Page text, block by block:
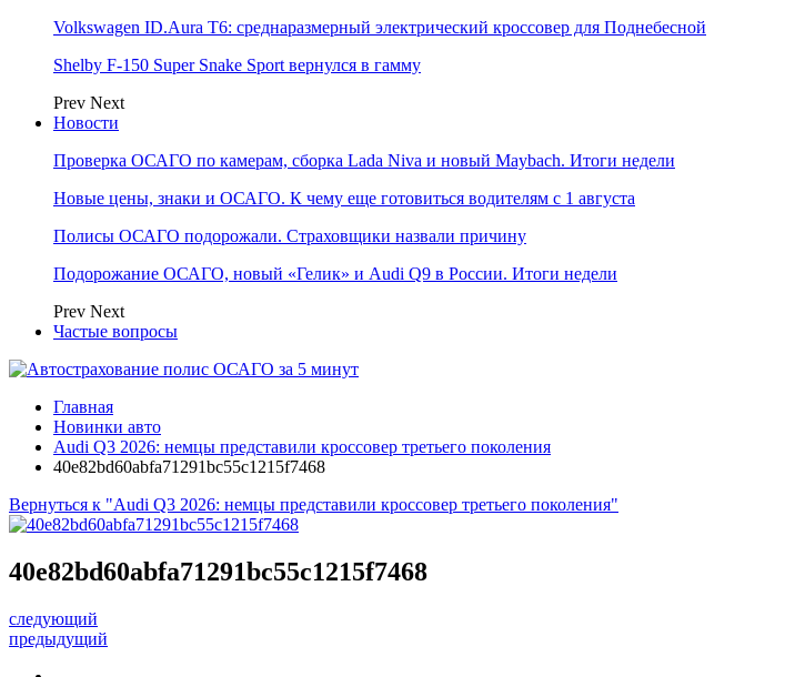
Volkswagen ID.Aura T6: среднаразмерный электрический кроссовер для Поднебесной
Shelby F-150 Super Snake Sport вернулся в гамму
Prev Next
Новости
Проверка ОСАГО по камерам, сборка Lada Niva и новый Maybach. Итоги недели
Новые цены, знаки и ОСАГО. К чему еще готовиться водителям с 1 августа
Полисы ОСАГО подорожали. Страховщики назвали причину
Подорожание ОСАГО, новый «Гелик» и Audi Q9 в России. Итоги недели
Prev Next
Частые вопросы
Главная
Новинки авто
Audi Q3 2026: немцы представили кроссовер третьего поколения
40e82bd60abfa71291bc55c1215f7468
Вернуться к "Audi Q3 2026: немцы представили кроссовер третьего поколения"
40e82bd60abfa71291bc55c1215f7468
следующий
предыдущий